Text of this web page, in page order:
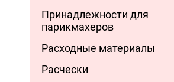
Принадлежности для
парикмахеров
Расходные материалы
Расчески